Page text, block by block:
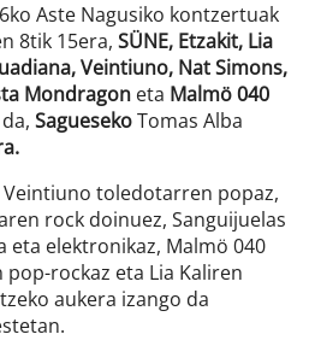
Aste Nagusiko kontzertuak
8tik 15era, SÜNE, Etzakit, Lia
Veintiuno, Nat Simons,
Mondragon eta Malmö 040
SaguesekoTomas Alba
Veintiuno toledotarren popaz,
rock doinuez, Sanguijuelas
eta elektronikaz, Malmö 040
rockaz eta Lia Kaliren
aukera izango da